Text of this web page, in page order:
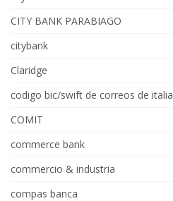
CITY BANK PARABIAGO
citybank
Claridge
codigo bic/swift de correos de italia
COMIT
commerce bank
commercio & industria
compas banca